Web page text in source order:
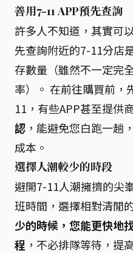
善用7-11 APP預先查詢
許多人不知道，其實可
先查詢附近的7-11分店
存數量（雖然不一定完
率）。 在前往購買前，
11，有些APP甚至提供
認 ，能避免您白跑一趟
成本。
選擇人潮較少的時段
避開7-11人潮擁擠的尖
班時間，選擇相對清閒
少的時候，您能更快地
程 ，不必排隊等待，提